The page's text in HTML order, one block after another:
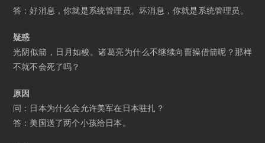
答：好消息，你就是系统管理员。坏消息，你就是系统管理员。
疑惑
光阴似箭，日月如梭。诸葛亮为什么不继续向曹操借箭呢？那样
不就不会死了吗？
原因
问：日本为什么会允许美军在日本驻扎？
答：美国送了两个小孩给日本。